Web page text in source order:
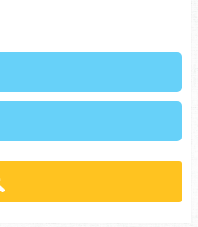
歴史・時代劇
働く女子